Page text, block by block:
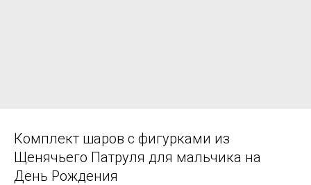
Комплект шаров с фигурками из
Щенячьего Патруля для мальчика на
День Рождения